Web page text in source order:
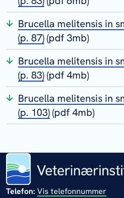
Brucella melitensis in
(p. 87)(pdf 3mb)
Brucella melitensis in
(p. 83)(pdf 4mb)
Brucella melitensis in
(p. 103)(pdf 4mb)
Telefon: Vis telefonnummer